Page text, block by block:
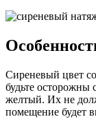
Сиреневый цвет
будьте осторожны
желтый. Их не
помещение будет